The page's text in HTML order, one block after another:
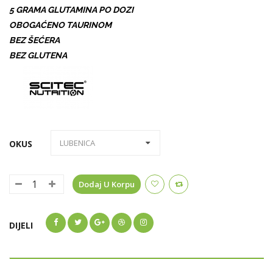
5 GRAMA GLUTAMINA PO DOZI
OBOGAĆENO TAURINOM
BEZ ŠEĆERA
BEZ GLUTENA
OKUS
Dodaj U Korpu
DIJELI